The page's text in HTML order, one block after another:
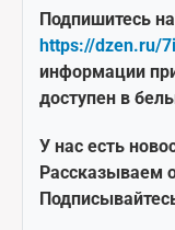
Подпишитесь
https://dzen.ru/
информации
доступен в
У нас есть
Рассказываем